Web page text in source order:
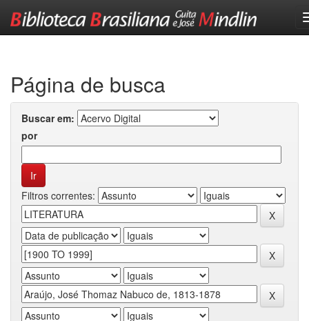
Página de busca
Buscar em:
por
Filtros correntes: